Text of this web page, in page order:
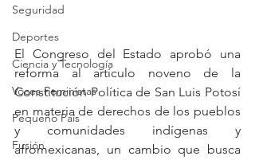
Seguridad
Deportes
Ciencia y Tecnología
Voces Feministas
Pequeño País
Fusión
El Congreso del Estado aprobó una
reforma al artículo noveno de la
Constitución Política de San Luis Potosí
en materia de derechos de los pueblos
y comunidades indígenas y
afromexicanas, un cambio que busca